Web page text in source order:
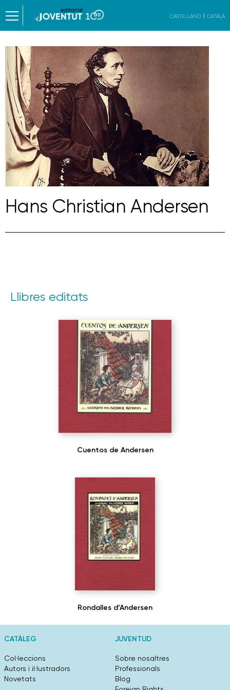
CASTELLANO CATALÀ
Hans Christian Andersen
Llibres editats
Cuentos de Andersen
Rondalles d’Andersen
CATÀLEG
Col·leccions
Autors i il·lustradors
Novetats
JUVENTUD
Sobre nosaltres
Professionals
Blog